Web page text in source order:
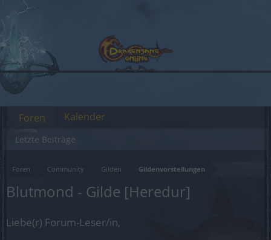
Foren Community Gilden Gildenvorstellungen
Blutmond - Gilde [Heredur]
Liebe(r) Forum-Leser/in,
Foren
Letzte Beiträge
Kalender